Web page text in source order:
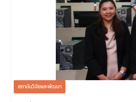
สถาบันวิจัยและพัฒนา